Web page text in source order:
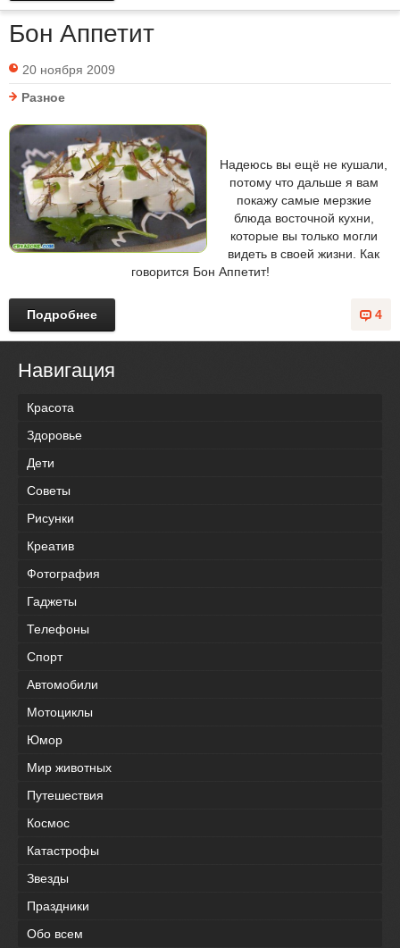
Бон Аппетит
20 ноября 2009
Разное
Надеюсь вы ещё не кушали,
потому что дальше я вам
покажу самые мерзкие
блюда восточной кухни,
которые вы только могли
видеть в своей жизни. Как
говорится Бон Аппетит!
4
Подробнее
Навигация
Красота
Здоровье
Дети
Советы
Рисунки
Креатив
Фотография
Гаджеты
Телефоны
Спорт
Автомобили
Мотоциклы
Юмор
Мир животных
Путешествия
Космос
Катастрофы
Звезды
Праздники
Обо всем